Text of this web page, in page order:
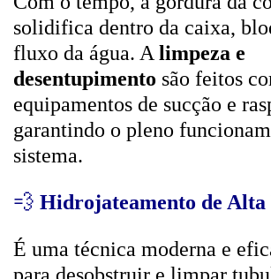
solidifica dentro da caixa,
fluxo da água. A limpeza e
desentupimento são feitos
equipamentos de sucção e
garantindo o pleno
sistema.
💨 Hidrojateamento de Alta
É uma técnica moderna e